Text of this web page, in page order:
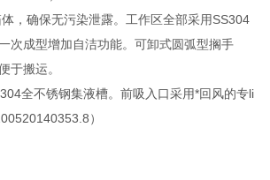
，确保无污染泄露。工作区全部采用SS304
次成型增加自洁功能。可卸式圆弧型搁手
于搬运。
全不锈钢集液槽。前吸入口采用*回风的专li
）